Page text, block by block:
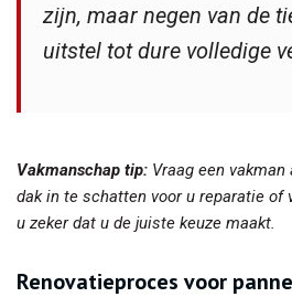
zijn, maar negen van de
uitstel tot dure volledige
Vakmanschap tip: Vraag een
dak in te schatten voor u reparatie of
u zeker dat u de juiste keuze maakt.
Renovatieproces voor